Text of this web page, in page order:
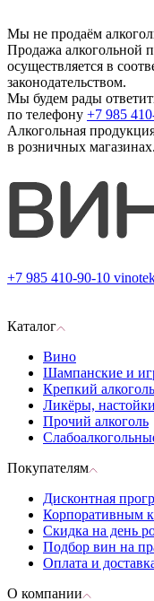
Мы не продаём
Продажа алкогольной
осуществляется в
законодательством.
Мы будем рады
по телефону +7 985
Алкогольная
в розничных магазинах.
+7 985 410-90-10
Каталог
Вино
Шампанские и
Крепкий алкоголь
Ликёры,
Прочий алкоголь
Покупателям
Дисконтная
Корпоративным
Скидка на день
Подбор вин на
Оплата и
О компании